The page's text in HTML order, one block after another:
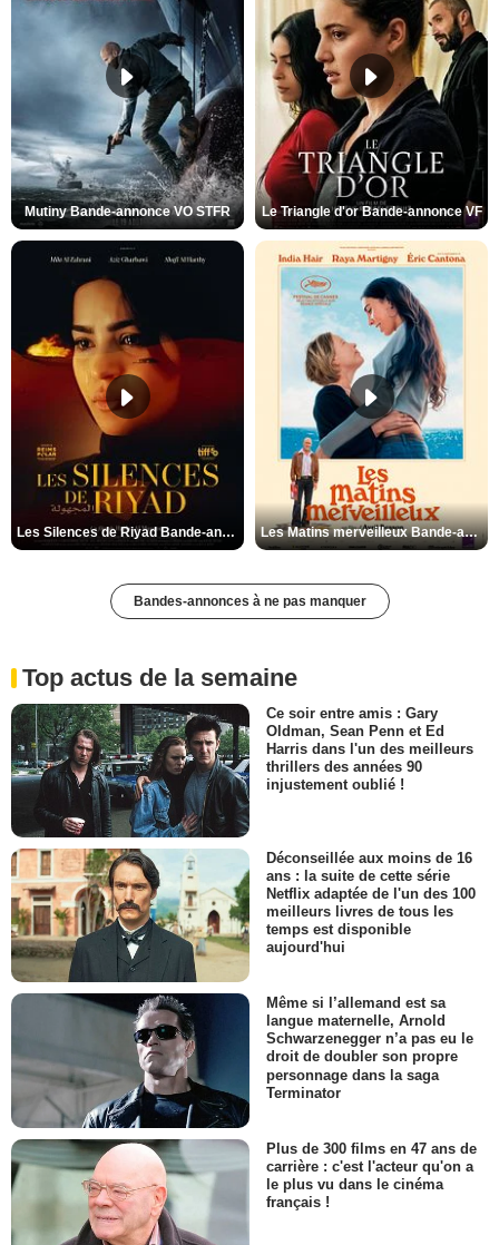
Mutiny Bande-annonce VO STFR Le Triangle d'or Bande-annonce VF
Les Silences de Riyad Bande-annonce VO STFR Les Matins merveilleux Bande-annonce VF
Bandes-annonces à ne pas manquer
Top actus de la semaine
Ce soir entre amis : Gary
Oldman, Sean Penn et Ed
Harris dans l'un des meilleurs
thrillers des années 90
injustement oublié !
Déconseillée aux moins de 16
ans : la suite de cette série
Netflix adaptée de l'un des 100
meilleurs livres de tous les
temps est disponible
aujourd'hui
Même si l’allemand est sa
langue maternelle, Arnold
Schwarzenegger n’a pas eu le
droit de doubler son propre
personnage dans la saga
Terminator
Plus de 300 films en 47 ans de
carrière : c'est l'acteur qu'on a
le plus vu dans le cinéma
français !